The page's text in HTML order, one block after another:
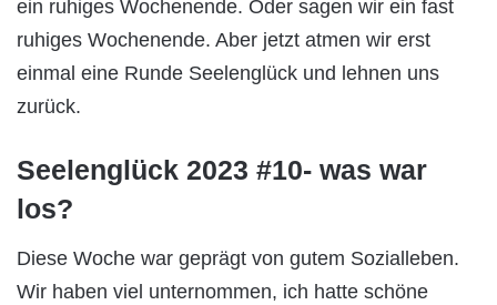
ein ruhiges Wochenende. Oder sagen wir ein fast
ruhiges Wochenende. Aber jetzt atmen wir erst
einmal eine Runde Seelenglück und lehnen uns
zurück.
Seelenglück 2023 #10- was war
los?
Diese Woche war geprägt von gutem Sozialleben.
Wir haben viel unternommen, ich hatte schöne